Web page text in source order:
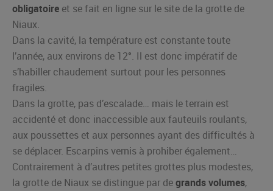
obligatoire et se fait en ligne sur le site de la grotte de
Niaux.
Dans la cavité, la température est constante toute
l’année, aux environs de 12°. Il est donc impératif de
s’habiller chaudement surtout pour les personnes
fragiles.
Dans la grotte, pas d’escalade… mais le terrain est
accidenté et donc inaccessible aux fauteuils roulants,
aux poussettes et aux personnes ayant des difficultés à
se déplacer. Escarpins vernis à prohiber également…
Contrairement à d’autres petites grottes plus modestes,
la grotte de Niaux se distingue par degrands volumes,